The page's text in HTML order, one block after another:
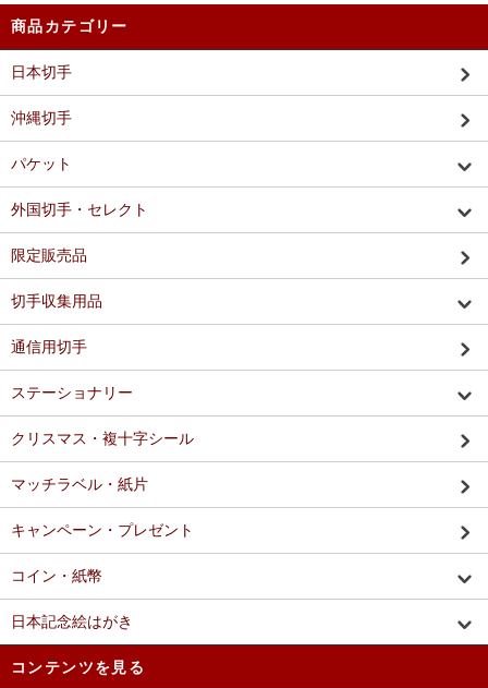
商品カテゴリー
日本切手
沖縄切手
パケット
外国切手・セレクト
限定販売品
切手収集用品
通信用切手
ステーショナリー
クリスマス・複十字シール
マッチラベル・紙片
キャンペーン・プレゼント
コイン・紙幣
日本記念絵はがき
コンテンツを見る